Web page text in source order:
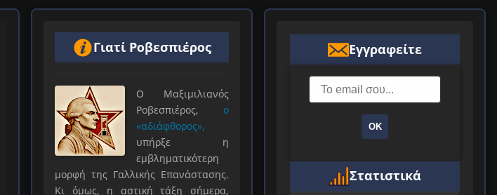
Γιατί Ροβεσπιέρος
Ο Μαξιμιλιανός
Ροβεσπιέρος, ο
«αδιάφθορος»,
υπήρξε η
εμβληματικότερη
μορφή της Γαλλικής Επανάστασης.
Κι όμως, η αστική τάξη σήμερα,
Εγγραφείτε
ΟΚ
Στατιστικά